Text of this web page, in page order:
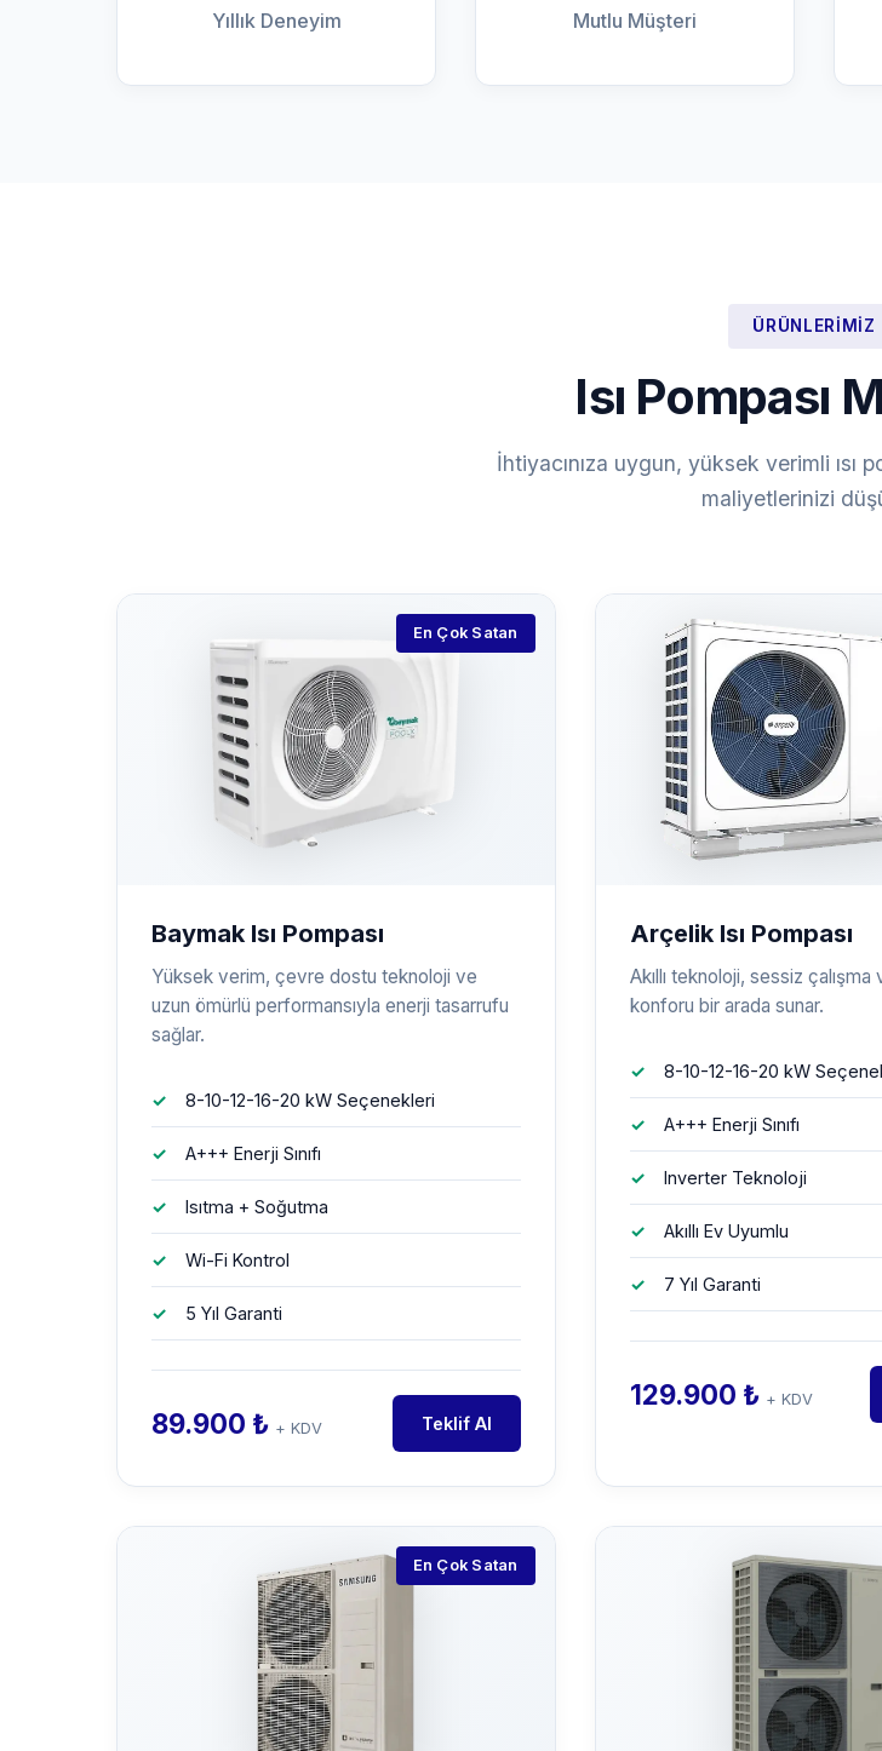
Yıllık Deneyim Mutlu Müşteri
ÜRÜNLERIMIZ
Isı Pompası
İhtiyacınıza uygun, yüksek verimli ısı
maliyetlerinizi
En Çok Satan
Baymak Isı Pompası
Yüksek verim, çevre dostu teknoloji ve
uzun ömürlü performansıyla enerji tasarrufu
sağlar.
8-10-12-16-20 kW Seçenekleri
A+++ Enerji Sınıfı
Isıtma + Soğutma
Wi-Fi Kontrol
5 Yıl Garanti
89.900 ₺ + KDV Teklif Al
Arçelik Isı Pompası
Akıllı teknoloji, sessiz
konforu bir arada sunar.
8-10-12-16-20 kW
A+++ Enerji Sınıfı
Inverter Teknoloji
Akıllı Ev Uyumlu
7 Yıl Garanti
129.900 ₺ + KDV
En Çok Satan